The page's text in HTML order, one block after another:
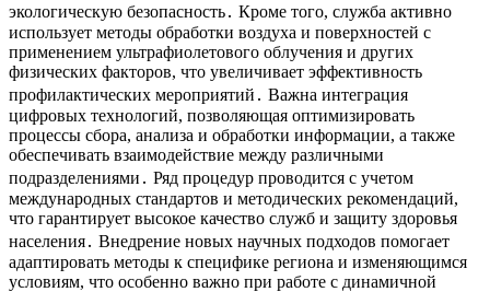
экологическую безопасность․ Кроме того, служба активно
использует методы обработки воздуха и поверхностей с
применением ультрафиолетового облучения и других
физических факторов, что увеличивает эффективность
профилактических мероприятий․ Важна интеграция
цифровых технологий, позволяющая оптимизировать
процессы сбора, анализа и обработки информации, а также
обеспечивать взаимодействие между различными
подразделениями․ Ряд процедур проводится с учетом
международных стандартов и методических рекомендаций,
что гарантирует высокое качество служб и защиту здоровья
населения․ Внедрение новых научных подходов помогает
адаптировать методы к специфике региона и изменяющимся
условиям, что особенно важно при работе с динамичной